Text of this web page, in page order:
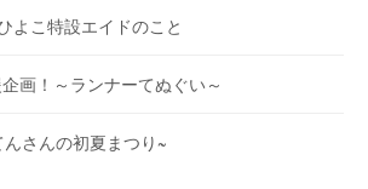
よこ特設エイドのこと
画！～ランナーてぬぐい～
さんの初夏まつり~